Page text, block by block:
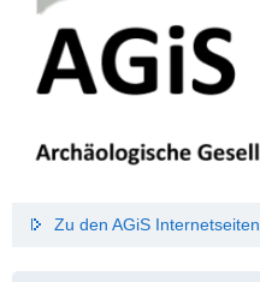
Zu den AGiS Internetseiten